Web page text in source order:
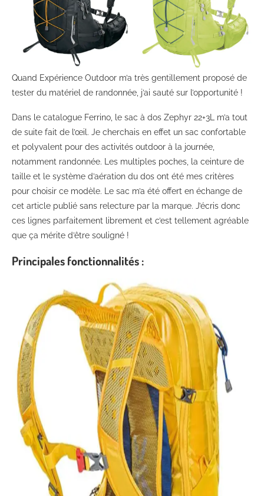
Quand Expérience Outdoor m’a très gentillement proposé de
tester du matériel de randonnée, j’ai sauté sur l’opportunité !
Dans le catalogue Ferrino, le sac à dos Zephyr 22+3L m’a tout
de suite fait de l’œil. Je cherchais en effet un sac confortable
et polyvalent pour des activités outdoor à la journée,
notamment randonnée. Les multiples poches, la ceinture de
taille et le système d’aération du dos ont été mes critères
pour choisir ce modèle. Le sac m’a été offert en échange de
cet article publié sans relecture par la marque. J’écris donc
ces lignes parfaitement librement et c’est tellement agréable
que ça mérite d’être souligné !
Principales fonctionnalités :